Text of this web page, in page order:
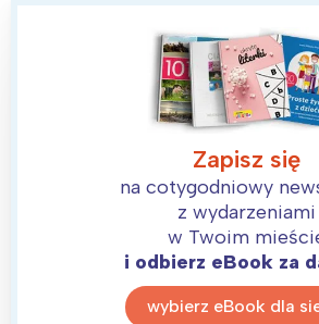
Zapisz się
na cotygodniowy
z wydarzeniami
w Twoim
i odbierz eBook za
wybierz eBook dla